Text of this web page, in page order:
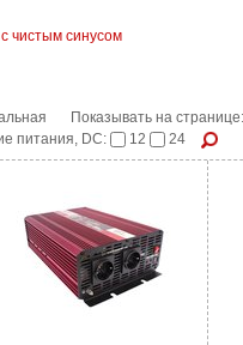
чистым синусом
Показывать на странице:
питания, DC: 12 24